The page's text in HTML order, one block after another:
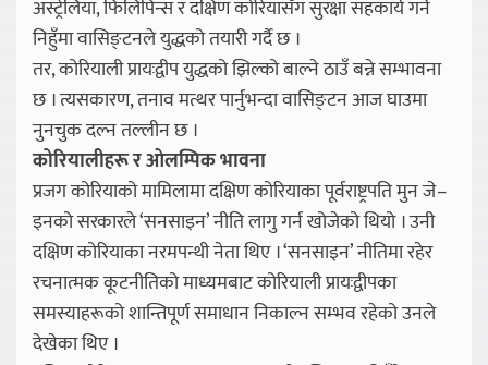
अस्ट्रेलिया, फिलिपिन्स र दक्षिण कोरियासँग सुरक्षा सहकार्य गर्ने
निहुँमा वासिङ्टनले युद्धको तयारी गर्दै छ ।
तर, कोरियाली प्रायःद्वीप युद्धको झिल्को बाल्ने ठाउँ बन्ने सम्भावना
छ । त्यसकारण, तनाव मत्थर पार्नुभन्दा वासिङ्टन आज घाउमा
नुनचुक दल्न तल्लीन छ ।
कोरियालीहरू र ओलम्पिक भावना
प्रजग कोरियाको मामिलामा दक्षिण कोरियाका पूर्वराष्ट्रपति मुन जे–
इनको सरकारले ‘सनसाइन’ नीति लागु गर्न खोजेको थियो । उनी
दक्षिण कोरियाका नरमपन्थी नेता थिए । ‘सनसाइन’ नीतिमा रहेर
रचनात्मक कूटनीतिको माध्यमबाट कोरियाली प्रायःद्वीपका
समस्याहरूको शान्तिपूर्ण समाधान निकाल्न सम्भव रहेको उनले
देखेका थिए ।